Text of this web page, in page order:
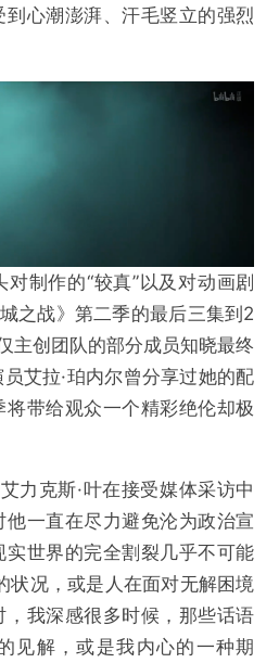
第二季给游戏IP影视化上
违法犯罪 其他
提交
心潮澎湃、汗毛竖立的强烈
制作的“较真”以及对动画剧
之战》第二季的最后三集到2
主创团队的部分成员知晓最终
艾拉·珀内尔曾分享过她的配
带给观众一个精彩绝伦却极
力克斯·叶在接受媒体采访中
一直在尽力避免沦为政治宣
世界的完全割裂几乎不可能
状况，或是人在面对无解困境
我深感很多时候，那些话语
见解，或是我内心的一种期